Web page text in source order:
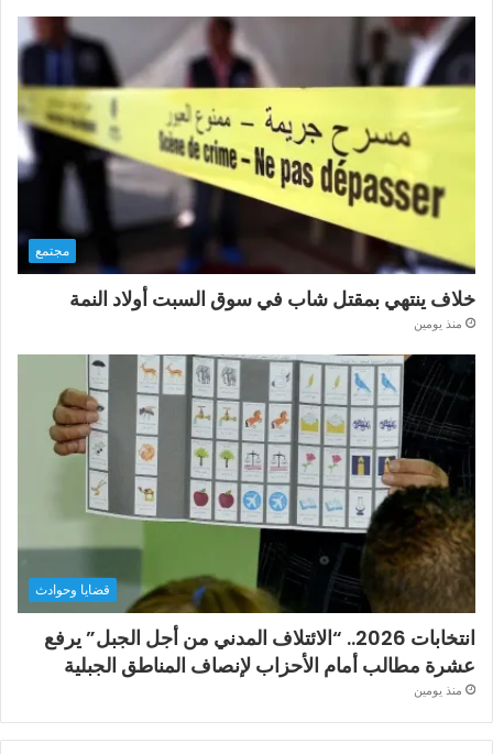
مجتمع
خلاف ينتهي بمقتل شاب في سوق السبت أولاد النمة
منذ يومين
قضايا وحوادث
انتخابات 2026.. “الائتلاف المدني من أجل الجبل” يرفع
عشرة مطالب أمام الأحزاب لإنصاف المناطق الجبلية
منذ يومين